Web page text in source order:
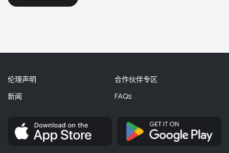
伦理声明
新闻
合作伙伴专区
FAQs